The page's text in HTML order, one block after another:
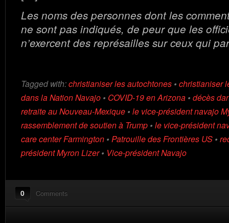
Les noms des personnes dont les
ne sont pas indiqués, de peur que les
n’exercent des représailles sur ceux qui
Tagged with:christianiser les autochtones • christianiser
dans la Nation Navajo • COVID-19 en Arizona • décès
retraite au Nouveau-Mexique • le vice-président navajo
rassemblement de soutien à Trump • le vice-président
care center Farmington • Patrouille des Frontières US •
président Myron Lizer• Vice-président Navajo
0 Comments